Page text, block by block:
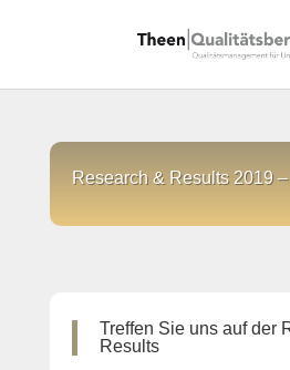
Research & Results 2019
Treffen Sie uns auf der
Results